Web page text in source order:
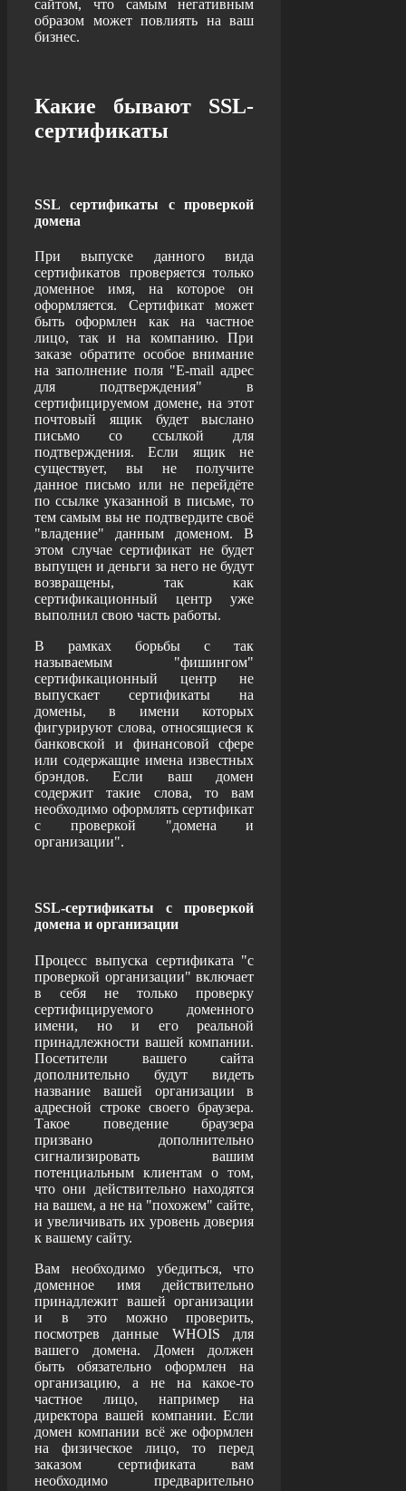
сайтом, что самым негативным
образом может повлиять на ваш
бизнес.
Какие бывают SSL-
сертификаты
SSL cертификаты с проверкой
домена
При выпуске данного вида
сертификатов проверяется только
доменное имя, на которое он
оформляется. Сертификат может
быть оформлен как на частное
лицо, так и на компанию. При
заказе обратите особое внимание
на заполнение поля "E-mail адрес
для подтверждения" в
сертифицируемом домене, на этот
почтовый ящик будет выслано
письмо со ссылкой для
подтверждения. Если ящик не
существует, вы не получите
данное письмо или не перейдёте
по ссылке указанной в письме, то
тем самым вы не подтвердите своё
"владение" данным доменом. В
этом случае сертификат не будет
выпущен и деньги за него не будут
возвращены, так как
сертификационный центр уже
выполнил свою часть работы.
В рамках борьбы с так
называемым "фишингом"
сертификационный центр не
выпускает сертификаты на
домены, в имени которых
фигурируют слова, относящиеся к
банковской и финансовой сфере
или содержащие имена известных
брэндов. Если ваш домен
содержит такие слова, то вам
необходимо оформлять сертификат
с проверкой "домена и
организации".
SSL-сертификаты с проверкой
домена и организации
Процесс выпуска сертификата "с
проверкой организации" включает
в себя не только проверку
сертифицируемого доменного
имени, но и его реальной
принадлежности вашей компании.
Посетители вашего сайта
дополнительно будут видеть
название вашей организации в
адресной строке своего браузера.
Такое поведение браузера
призвано дополнительно
сигнализировать вашим
потенциальным клиентам о том,
что они действительно находятся
на вашем, а не на "похожем" сайте,
и увеличивать их уровень доверия
к вашему сайту.
Вам необходимо убедиться, что
доменное имя действительно
принадлежит вашей организации
и в это можно проверить,
посмотрев данные WHOIS для
вашего домена. Домен должен
быть обязательно оформлен на
организацию, а не на какое-то
частное лицо, например на
директора вашей компании. Если
домен компании всё же оформлен
на физическое лицо, то перед
заказом сертификата вам
необходимо предварительно